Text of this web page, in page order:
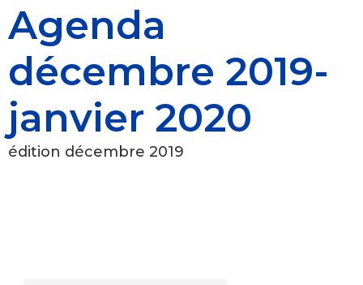
Agenda
décembre 2019-
janvier 2020
édition décembre 2019